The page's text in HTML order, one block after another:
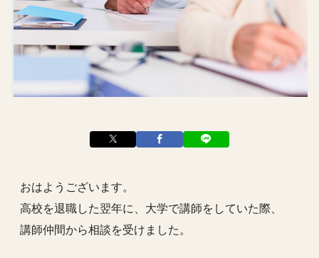
おはようございます。
高校を退職した翌年に、大学で講師をしていた際、
講師仲間から相談を受けました。